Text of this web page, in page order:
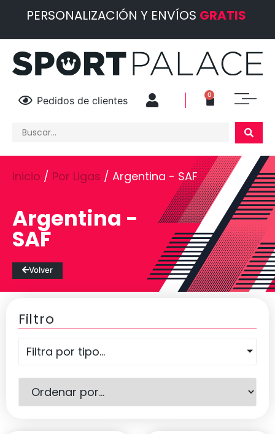
PERSONALIZACIÓN Y ENVÍOS GRATIS
Pedidos de clientes 0
Inicio / Por Ligas / Argentina - SAF
Argentina -
SAF
Volver
Filtro
Filtra por tipo...